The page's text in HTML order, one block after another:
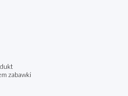
zabawki